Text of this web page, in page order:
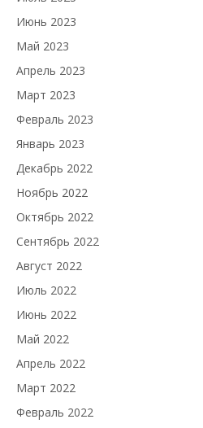
Июнь 2023
Май 2023
Апрель 2023
Март 2023
Февраль 2023
Январь 2023
Декабрь 2022
Ноябрь 2022
Октябрь 2022
Сентябрь 2022
Август 2022
Июль 2022
Июнь 2022
Май 2022
Апрель 2022
Март 2022
Февраль 2022